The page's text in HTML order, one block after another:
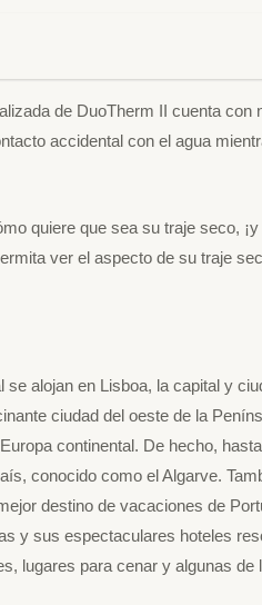
de DuoTherm II cuenta
accidental con el agua
quiere que sea su traje seco,
ver el aspecto de su traje
alojan en Lisboa, la capital y
ciudad del oeste de la
continental. De hecho,
conocido como el Algarve.
destino de vacaciones de
y sus espectaculares hoteles
lugares para cenar y algunas